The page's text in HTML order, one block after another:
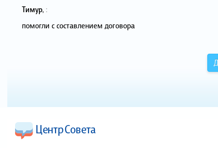
Тимур, :
помогли с составлением договора